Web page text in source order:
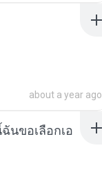
about a year ago
นขอเลือกเอ